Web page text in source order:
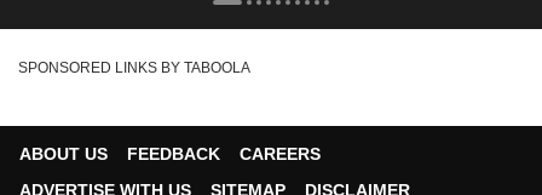
SPONSORED LINKS BY TABOOLA
ABOUT US FEEDBACK
CAREERS
ADVERTISE WITH US
SITEMAP
DISCLAIMER